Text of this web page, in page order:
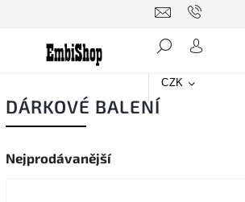
CZK
DÁRKOVÉ BALENÍ
Nejprodávanější